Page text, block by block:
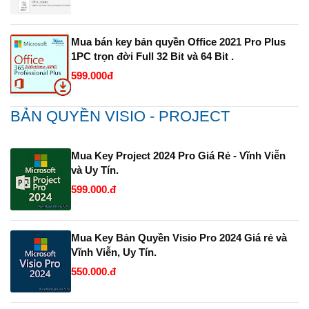
Mua bán key bản quyền Office 2021 Pro Plus
1PC trọn đời Full 32 Bit và 64 Bit .
599.000đ
BẢN QUYỀN VISIO - PROJECT
Mua Key Project 2024 Pro Giá Rẻ - Vĩnh Viễn
và Uy Tín.
599.000.đ
Mua Key Bản Quyền Visio Pro 2024 Giá rẻ và
Vĩnh Viễn, Uy Tín.
550.000.đ